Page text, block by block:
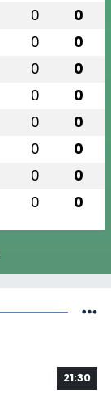
0 0
0 0
0 0
0 0
0 0
0 0
0 0
0 0
21:30